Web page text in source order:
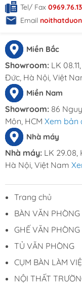
laptop, tài liệu
nắp luồn dây
nối thiết bị trở
bề mặt bàn
kế chân bàn
rãi, mang lại
trong suốt thời
Tel/ Fax
Email
Miền Bắc
Showroom: LK
Đức, Hà Nội, Việt
Miền Nam
Showroom: 86
Môn, HCM Xem bản
Nhà máy
Nhà máy: LK
Hà Nội, Việt Nam
Trang chủ
BÀN VĂN PHÒNG
GHẾ VĂN PHÒNG
TỦ VĂN PHÒNG
CỤM BÀN LÀM
NỘI THẤT